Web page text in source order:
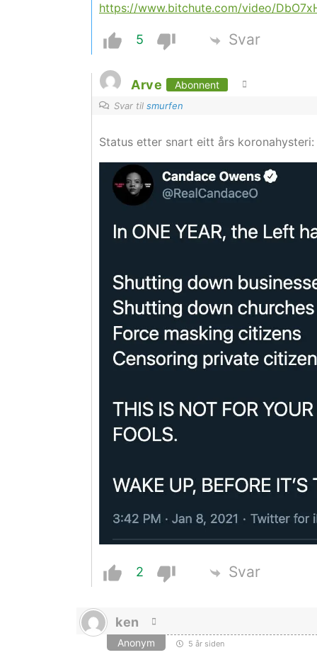
https://www.bitchute.com/video/
5 Svar
Arve Abonnent
Svar til smurfen
Status etter snart eitt års koronahysteri:
2 Svar
ken
Anonym 5 år siden